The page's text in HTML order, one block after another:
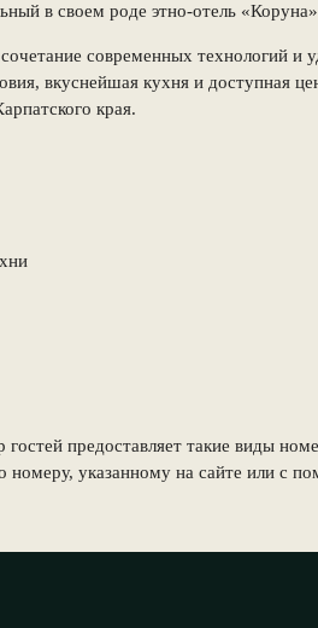
в своем роде этно-отель
современных технологий и
вкуснейшая кухня и доступная
края.
предоставляет такие виды
номеру, указанному на сайте или с